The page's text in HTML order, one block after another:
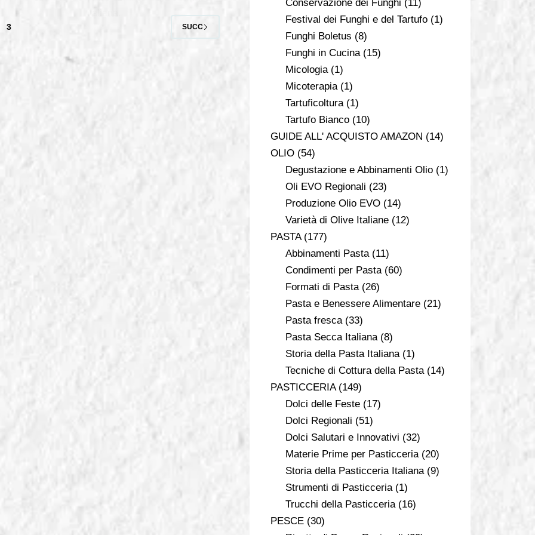
3 SUCC
Festival dei Funghi e del Tartufo(1)
Funghi Boletus (8)
Funghi in Cucina(15)
Micologia(1)
Micoterapia(1)
Tartuficoltura(1)
Tartufo Bianco(10)
GUIDE ALL' ACQUISTO AMAZON (14)
OLIO(54)
Degustazione e Abbinamenti Olio(1)
Oli EVO Regionali (23)
Produzione Olio EVO(14)
Varietà di Olive Italiane(12)
PASTA(177)
Abbinamenti Pasta(11)
Condimenti per Pasta(60)
Formati di Pasta(26)
Pasta e Benessere Alimentare(21)
Pasta fresca(33)
Pasta Secca Italiana(8)
Storia della Pasta Italiana(1)
Tecniche di Cottura della Pasta(14)
PASTICCERIA(149)
Dolci delle Feste(17)
Dolci Regionali (51)
Dolci Salutari e Innovativi (32)
Materie Prime per Pasticceria(20)
Storia della Pasticceria Italiana(9)
Strumenti di Pasticceria(1)
Trucchi della Pasticceria(16)
PESCE(30)